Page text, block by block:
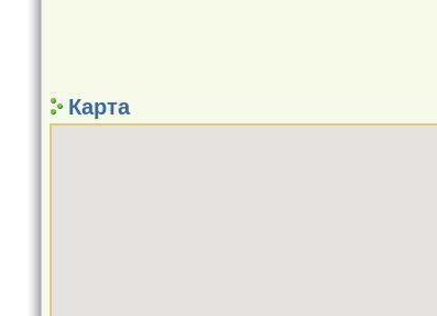
Карта